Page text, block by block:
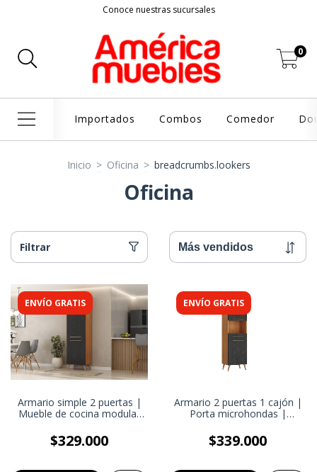
Conoce nuestras sucursales
0
Importados Combos Comedor
Inicio > Oficina > breadcrumbs.lookers
Oficina
Filtrar
ENVÍO GRATIS
Armario simple 2 puertas |
Mueble de cocina modular
$329.000
ENVÍO GRATIS
Armario 2 puertas 1 cajón |
Porta microhondas |
$339.000